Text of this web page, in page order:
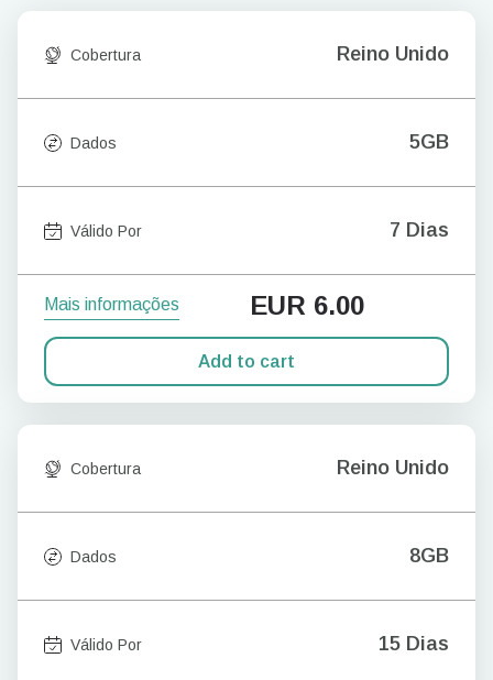
Cobertura Reino Unido
Dados 5GB
Válido Por 7 Dias
Mais informações EUR 6.00
Add to cart
Cobertura Reino Unido
Dados 8GB
Válido Por 15 Dias